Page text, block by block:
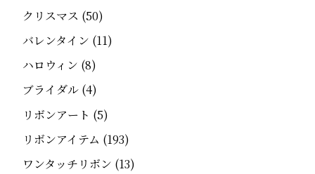
クリスマス (50)
バレンタイン (11)
ハロウィン (8)
ブライダル (4)
リボンアート (5)
リボンアイテム (193)
ワンタッチリボン (13)